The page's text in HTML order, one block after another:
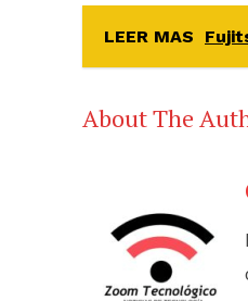
LEER MAS
About The